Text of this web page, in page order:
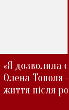
«Я дозволила
Олена Тополя
життя після